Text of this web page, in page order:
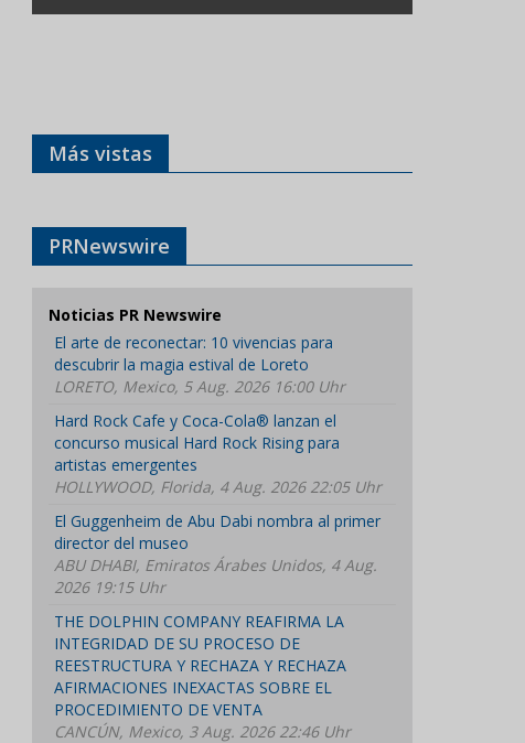
Más vistas
PRNewswire
Noticias PR Newswire
El arte de reconectar: 10 vivencias para
descubrir la magia estival de Loreto
LORETO, Mexico, 5 Aug. 2026 16:00 Uhr
Hard Rock Cafe y Coca-Cola® lanzan el
concurso musical Hard Rock Rising para
artistas emergentes
HOLLYWOOD, Florida, 4 Aug. 2026 22:05 Uhr
El Guggenheim de Abu Dabi nombra al primer
director del museo
ABU DHABI, Emiratos Árabes Unidos, 4 Aug.
2026 19:15 Uhr
THE DOLPHIN COMPANY REAFIRMA LA
INTEGRIDAD DE SU PROCESO DE
REESTRUCTURA Y RECHAZA Y RECHAZA
AFIRMACIONES INEXACTAS SOBRE EL
PROCEDIMIENTO DE VENTA
CANCÚN, Mexico, 3 Aug. 2026 22:46 Uhr